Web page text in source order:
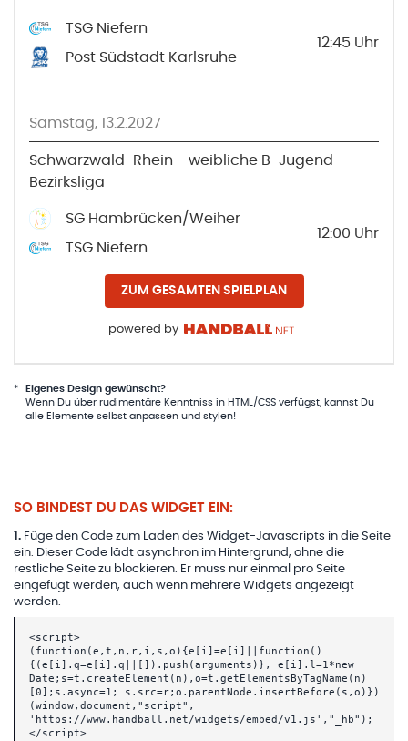
TSG Niefern
Post Südstadt Karlsruhe
12:45 Uhr
Samstag, 13.2.2027
Schwarzwald-Rhein - weibliche B-Jugend
Bezirksliga
SG Hambrücken/Weiher
TSG Niefern
12:00 Uhr
ZUM GESAMTEN SPIELPLAN
powered by
*
Eigenes Design gewünscht?
Wenn Du über rudimentäre Kenntniss in HTML/CSS verfügst, kannst Du
alle Elemente selbst anpassen und stylen!
SO BINDEST DU DAS WIDGET EIN:
1 . Füge den Code zum Laden des Widget-Javascripts in die Seite
ein. Dieser Code lädt asynchron im Hintergrund, ohne die
restliche Seite zu blockieren. Er muss nur einmal pro Seite
eingefügt werden, auch wenn mehrere Widgets angezeigt
werden.
<script>
(function(e,t,n,r,i,s,o){e[i]=e[i]||function()
{(e[i].q=e[i].q||[]).push(arguments)}, e[i].l=1*new
Date;s=t.createElement(n),o=t.getElementsByTagName(n)
[0];s.async=1; s.src=r;o.parentNode.insertBefore(s,o)})
(window,document,"script",
'https://www.handball.net/widgets/embed/v1.js',"_hb");
</script>